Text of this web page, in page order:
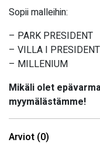
Sopii malleihin:
– PARK PRESIDENT
– VILLA I
– MILLENIUM
Mikäli olet
myymälästämme!
Arviot (0)